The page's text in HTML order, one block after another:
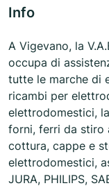
Info
A Vigevano, la
occupa di
tutte le marche di
ricambi per
elettrodomestici,
forni, ferri da stiro
cottura, cappe e
elettrodomestici,
JURA, PHILIPS,